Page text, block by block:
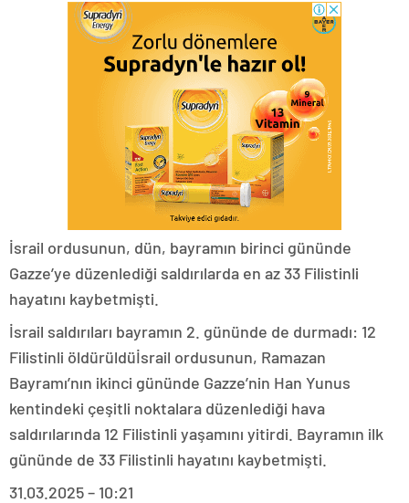
İsrail ordusunun, dün, bayramın birinci gününde
Gazze’ye düzenlediği saldırılarda en az 33 Filistinli
hayatını kaybetmişti.
İsrail saldırıları bayramın 2. gününde de durmadı: 12
Filistinli öldürüldüİsrail ordusunun, Ramazan
Bayramı’nın ikinci gününde Gazze’nin Han Yunus
kentindeki çeşitli noktalara düzenlediği hava
saldırılarında 12 Filistinli yaşamını yitirdi. Bayramın ilk
gününde de 33 Filistinli hayatını kaybetmişti.
31.03.2025 – 10:21